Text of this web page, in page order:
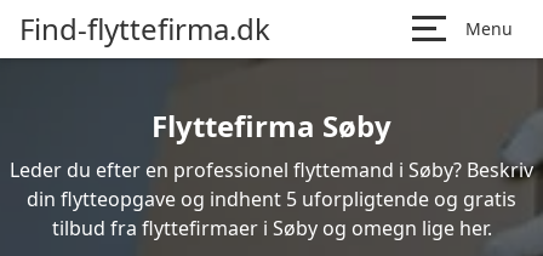
Find-flyttefirma.dk Menu
Flyttefirma Søby
Leder du efter en professionel flyttemand i Søby? Beskriv
din flytteopgave og indhent 5 uforpligtende og gratis
tilbud fra flyttefirmaer i Søby og omegn lige her.